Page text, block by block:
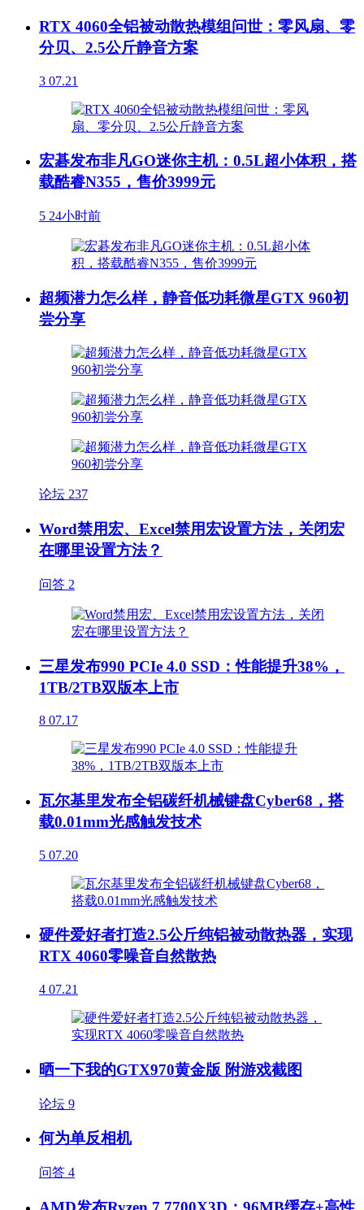
RTX 4060全铝被动散热模组问世：零风扇、零
分贝、2.5公斤静音方案
3 07.21
宏碁发布非凡GO迷你主机：0.5L超小体积，搭
载酷睿N355，售价3999元
5 24小时前
超频潜力怎么样，静音低功耗微星GTX 960初
尝分享
论坛 237
Word禁用宏、Excel禁用宏设置方法，关闭宏
在哪里设置方法？
问答 2
三星发布990 PCIe 4.0 SSD：性能提升38%，
1TB/2TB双版本上市
8 07.17
瓦尔基里发布全铝碳纤机械键盘Cyber68，搭
载0.01mm光感触发技术
5 07.20
硬件爱好者打造2.5公斤纯铝被动散热器，实现
RTX 4060零噪音自然散热
4 07.21
晒一下我的GTX970黄金版 附游戏截图
论坛 9
何为单反相机
问答 4